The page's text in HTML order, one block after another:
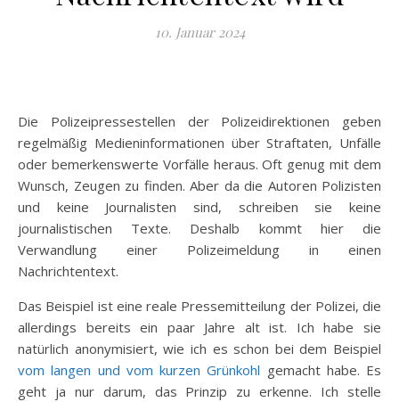
10. Januar 2024
Die Polizeipressestellen der Polizeidirektionen geben
regelmäßig Medieninformationen über Straftaten, Unfälle
oder bemerkenswerte Vorfälle heraus. Oft genug mit dem
Wunsch, Zeugen zu finden. Aber da die Autoren Polizisten
und keine Journalisten sind, schreiben sie keine
journalistischen Texte. Deshalb kommt hier die
Verwandlung einer Polizeimeldung in einen
Nachrichtentext.
Das Beispiel ist eine reale Pressemitteilung der Polizei, die
allerdings bereits ein paar Jahre alt ist. Ich habe sie
natürlich anonymisiert, wie ich es schon bei dem Beispiel
vom langen und vom kurzen Grünkohl gemacht habe. Es
geht ja nur darum, das Prinzip zu erkenne. Ich stelle